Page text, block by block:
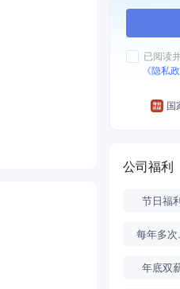
已阅读
《隐私
国
公司福利
节日福
年底双